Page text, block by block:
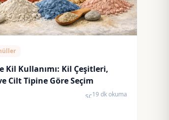
Kil Kullanımı: Kil Çeşitleri,
Cilt Tipine Göre Seçim
schedule
19 dk okuma